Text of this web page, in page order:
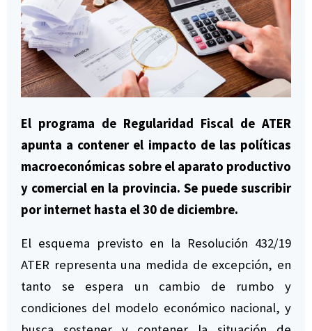
El programa de Regularidad Fiscal de ATER
apunta a contener el impacto de las políticas
macroeconómicas sobre el aparato productivo
y comercial en la provincia. Se puede suscribir
por internet hasta el 30 de diciembre.
El esquema previsto en la Resolución 432/19
ATER representa una medida de excepción, en
tanto se espera un cambio de rumbo y
condiciones del modelo económico nacional, y